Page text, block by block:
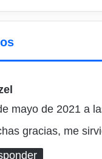
i
c
e
mayo de 2021 a
gracias, me